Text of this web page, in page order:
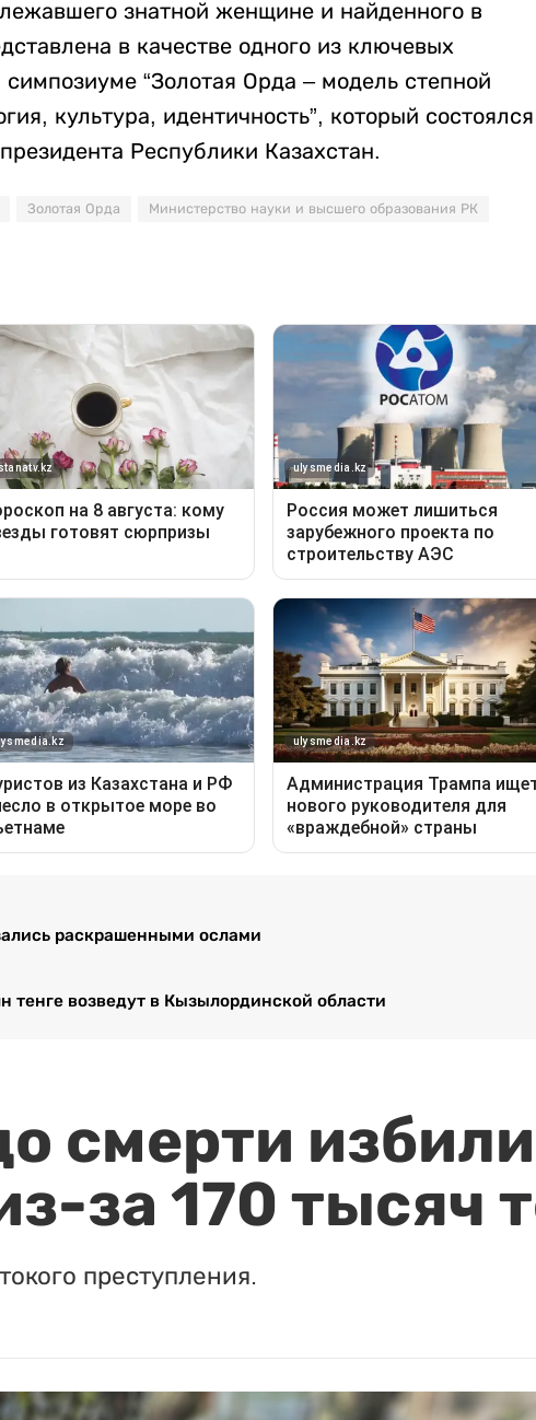
знатной женщине и найденного в
в качестве одного из ключевых
“Золотая Орда – модель степной
культура, идентичность”, который состоялся
Республики Казахстан.
Золотая Орда Министерство науки и высшего образования РК
раскрашенными ослами
тенге возведут в Кызылординской области
смерти
за 170 тысяч
преступления.